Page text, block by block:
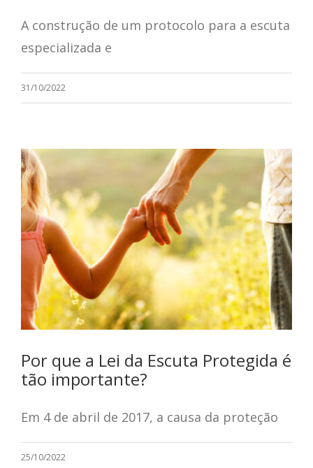
A construção de um protocolo para a escuta
especializada e
31/10/2022
Por que a Lei da Escuta Protegida é
tão importante?
Em 4 de abril de 2017, a causa da proteção
25/10/2022